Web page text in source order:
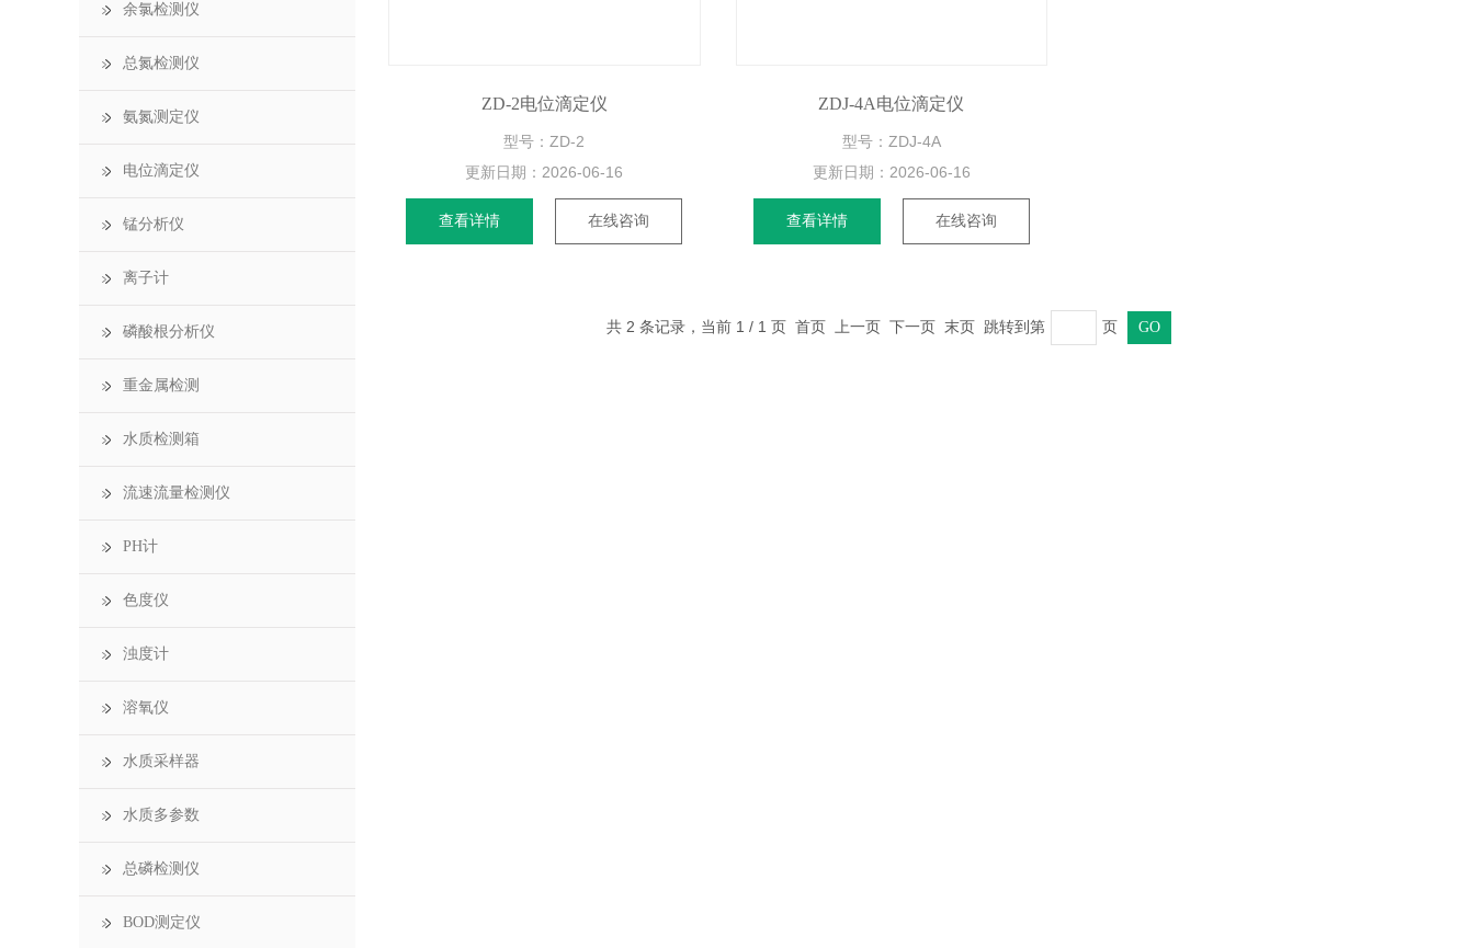
余氯检测仪
总氮检测仪
氨氮测定仪
电位滴定仪
锰分析仪
离子计
磷酸根分析仪
重金属检测
水质检测箱
流速流量检测仪
PH计
色度仪
浊度计
溶氧仪
水质采样器
水质多参数
总磷检测仪
BOD测定仪
ZD-2电位滴定仪
型号：ZD-2
更新日期： 2026-06-16
查看详情 在线咨询
ZDJ-4A电位滴定仪
型号：ZDJ-4A
更新日期： 2026-06-16
查看详情 在线咨询
共 2 条记录，当前 1 / 1 页 首页 上一页 下一页 末页 跳转到第 页